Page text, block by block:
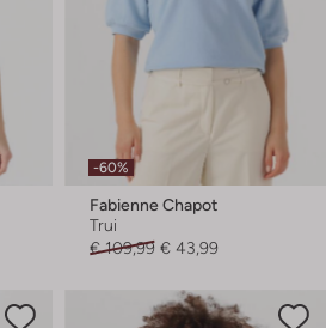
-60%
Fabienne Chapot
Trui
€ 109,99 € 43,99